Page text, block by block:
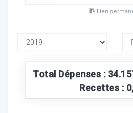
Lien
Total Dépenses :
Recettes :